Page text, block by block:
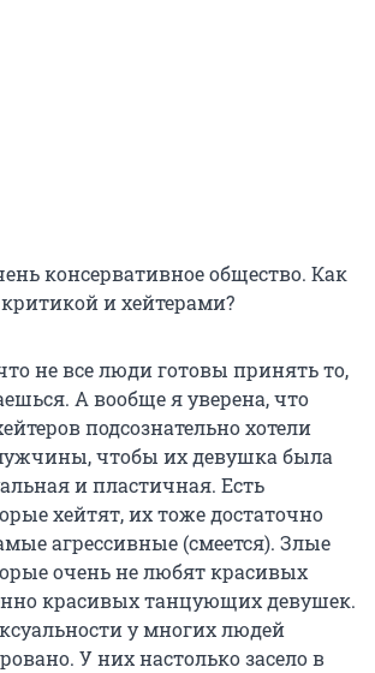
консервативное общество. Как
и хейтерами?
не все люди готовы принять то,
А вообще я уверена, что
подсознательно хотели
чтобы их девушка была
и пластичная. Есть
хейтят, их тоже достаточно
агрессивные (смеется). Злые
очень не любят красивых
красивых танцующих девушек.
у многих людей
У них настолько засело в